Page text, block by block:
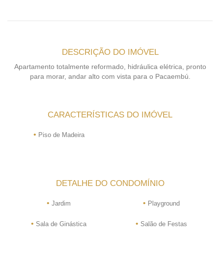
DESCRIÇÃO DO IMÓVEL
Apartamento totalmente reformado, hidráulica elétrica, pronto
para morar, andar alto com vista para o Pacaembú.
CARACTERÍSTICAS DO IMÓVEL
• Piso de Madeira
DETALHE DO CONDOMÍNIO
• Jardim • Playground
• Sala de Ginástica • Salão de Festas